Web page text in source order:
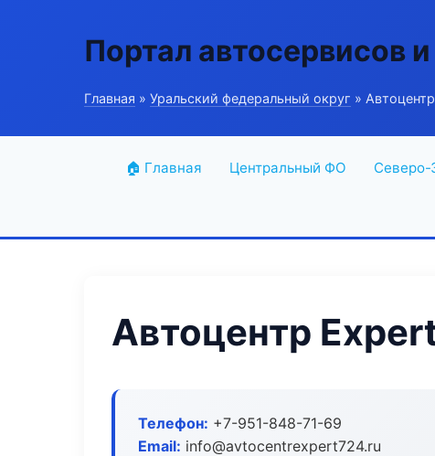
Портал автосервисов
Главная » Уральский федеральный округ »
🏠 Главная Центральный ФО
Автоцентр
Телефон: +7-951-848-71-69
Email: info@avtocentrexpert724.ru